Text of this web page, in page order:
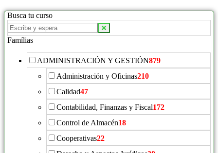
Busca tu curso
Famílias
ADMINISTRACIÓN Y GESTIÓN879
Administración y Oficinas210
Calidad47
Contabilidad, Finanzas y Fiscal172
Control de Almacén18
Cooperativas22